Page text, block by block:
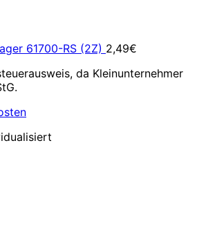
61700-RS (2Z) 2,49€
da Kleinunternehmer